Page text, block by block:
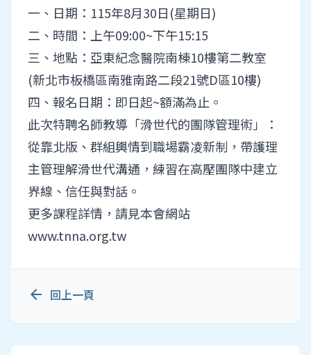
一、日期：115年8月30日(星期日)
二、時間：上午09:00~下午15:15
三、地點：亞東紀念醫院南棟10樓第二教室
(新北市板橋區南雅南路二段21號D區10樓)
四、報名日期：即日起~額滿為止。
此次特聘名師教導「滑世代的團隊管理術」：
從靠北版、群組輿情到職場霸凌新制，帶護理
主管理解滑世代溝通，練習在高壓團隊中建立
界線、信任與對話。
更多課程詳情，請見本會網站
www.tnna.org.tw
arrow_back 回上一頁